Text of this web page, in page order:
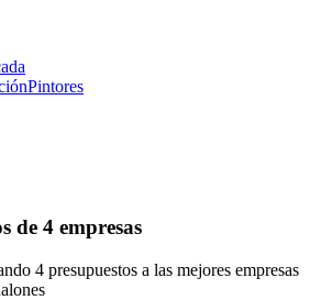
Pintores
de 4 empresas
4 presupuestos a las mejores empresas